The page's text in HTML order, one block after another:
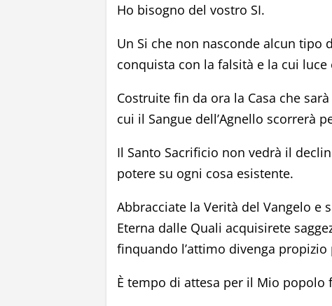
Ho bisogno del vostro SI.
Un Si che non nasconde alcun tipo
conquista con la falsità e la cui
Costruite fin da ora la Casa che
cui il Sangue dell’Agnello scorrerà
Il Santo Sacrificio non vedrà il
potere su ogni cosa esistente.
Abbracciate la Verità del Vangelo e
Eterna dalle Quali acquisirete
finquando l’attimo divenga
È tempo di attesa per il Mio popolo